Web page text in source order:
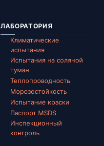
ЛАБОРАТОРИЯ
Климатические
испытания
Испытания на соляной
туман
Теплопроводность
Морозостойкость
Испытание краски
Паспорт MSDS
Инспекционный
контроль